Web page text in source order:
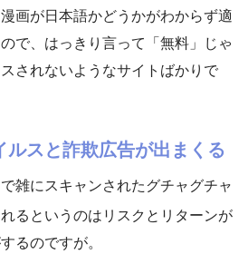
画が日本語かどうかがわからず適
で、はっきり言って「無料」じゃ
されないようなサイトばかりで
ルスと詐欺広告が出まくる
で雑にスキャンされたグチャグチャ
るというのはリスクとリターンが
るのですが。